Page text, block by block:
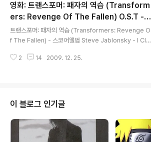
영화: 트랜스포머: 패자의 역습 (Transform
ers: Revenge Of The Fallen) O.S.T - I
Claim Your Sun (앨범 버전)
트랜스포머: 패자의 역습 (Transformers: Revenge O
f The Fallen) - 스코어앨범 Steve Jablonsky - I Clai
2 14 2009. 12. 25.
이 블로그 인기글